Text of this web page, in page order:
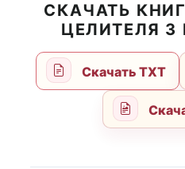
СКАЧАТЬ
ЦЕЛИТЕЛЯ 3
Скачать TXT